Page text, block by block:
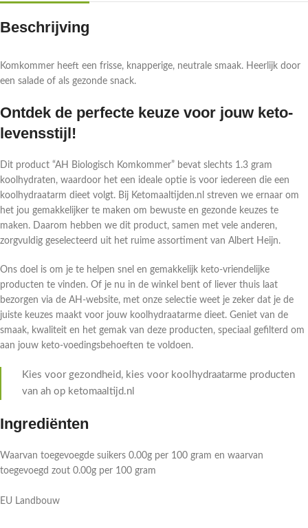
Beschrijving
Komkommer heeft een frisse, knapperige, neutrale smaak. Heerlijk door
een salade of als gezonde snack.
Ontdek de perfecte keuze voor jouw keto-
levensstijl!
Dit product “AH Biologisch Komkommer” bevat slechts 1.3 gram
koolhydraten, waardoor het een ideale optie is voor iedereen die een
koolhydraatarm dieet volgt. Bij Ketomaaltijden.nl streven we ernaar om
het jou gemakkelijker te maken om bewuste en gezonde keuzes te
maken. Daarom hebben we dit product, samen met vele anderen,
zorgvuldig geselecteerd uit het ruime assortiment van Albert Heijn.
Ons doel is om je te helpen snel en gemakkelijk keto-vriendelijke
producten te vinden. Of je nu in de winkel bent of liever thuis laat
bezorgen via de AH-website, met onze selectie weet je zeker dat je de
juiste keuzes maakt voor jouw koolhydraatarme dieet. Geniet van de
smaak, kwaliteit en het gemak van deze producten, speciaal gefilterd om
aan jouw keto-voedingsbehoeften te voldoen.
Kies voor gezondheid, kies voor koolhydraatarme producten
van ah op ketomaaltijd.nl
Ingrediënten
Waarvan toegevoegde suikers 0.00g per 100 gram en waarvan
toegevoegd zout 0.00g per 100 gram
EU Landbouw